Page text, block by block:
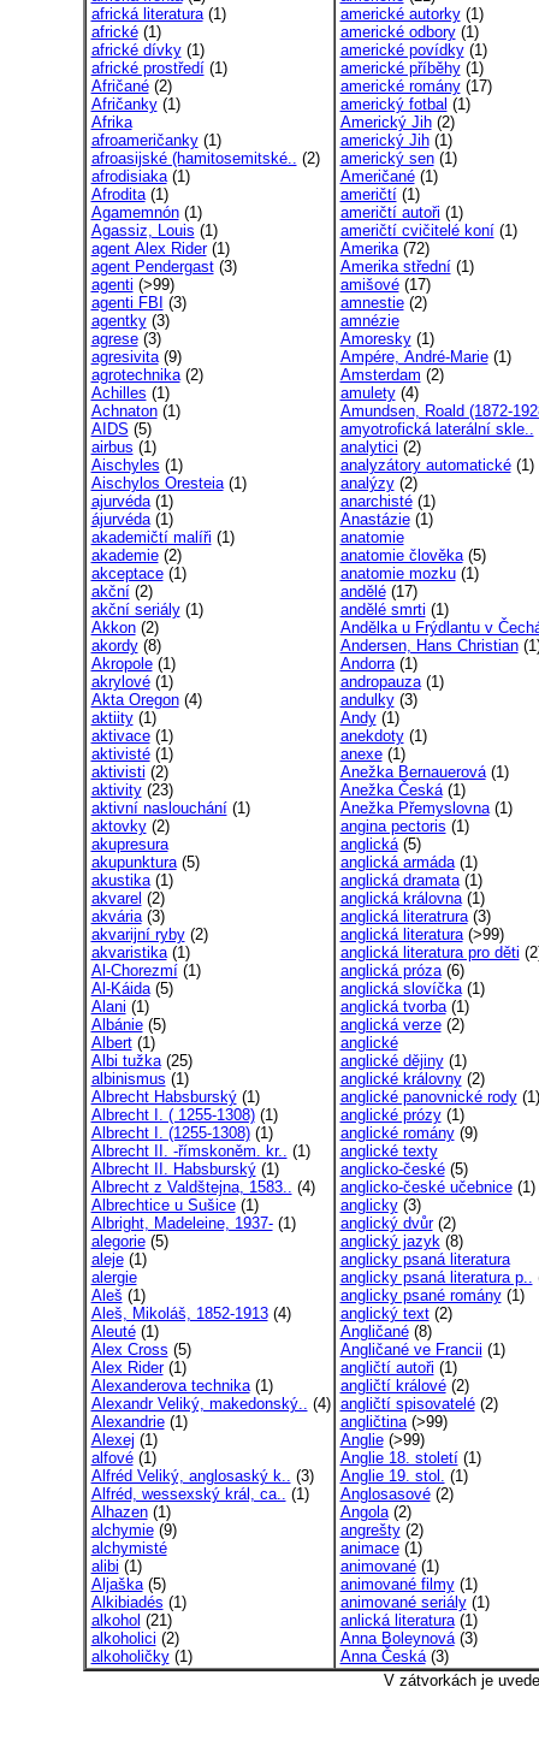
africká literatura(1)
africké(1)
africké dívky(1)
africké prostředí(1)
Afričané(2)
Afričanky(1)
Afrika
afroameričanky(1)
afroasijské (hamitosemitské.. (2)
afrodisiaka(1)
Afrodita(1)
Agamemnón(1)
Agassiz, Louis (1)
agent Alex Rider(1)
agent Pendergast(3)
agenti (>99)
agenti FBI (3)
agentky(3)
agrese(3)
agresivita(9)
agrotechnika(2)
Achilles (1)
Achnaton(1)
AIDS (5)
airbus (1)
Aischyles (1)
Aischylos Oresteia(1)
ajurvéda(1)
ájurvéda(1)
akademičtí malíři (1)
akademie(2)
akceptace(1)
akční(2)
akční seriály(1)
Akkon(2)
akordy(8)
Akropole(1)
akrylové(1)
Akta Oregon(4)
aktiity(1)
aktivace(1)
aktivisté(1)
aktivisti (2)
aktivity(23)
aktivní naslouchání(1)
aktovky(2)
akupresura
akupunktura(5)
akustika(1)
akvarel (2)
akvária(3)
akvarijní ryby(2)
akvaristika(1)
Al-Chorezmí(1)
Al-Káida(5)
Alani (1)
Albánie(5)
Albert(1)
Albi tužka(25)
albinismus (1)
Albrecht Habsburský(1)
Albrecht I. ( 1255-1308)(1)
Albrecht I. (1255-1308)(1)
Albrecht II. -římskoněm. kr.. (1)
Albrecht II. Habsburský(1)
Albrecht z Valdštejna, 1583.. (4)
Albrechtice u Sušice(1)
Albright, Madeleine, 1937-(1)
alegorie(5)
aleje(1)
alergie
Aleš (1)
Aleš, Mikoláš, 1852-1913(4)
Aleuté(1)
Alex Cross (5)
Alex Rider(1)
Alexanderova technika(1)
Alexandr Veliký, makedonský.. (4)
Alexandrie(1)
Alexej (1)
alfové(1)
Alfréd Veliký, anglosaský k.. (3)
Alfréd, wessexský král, ca.. (1)
Alhazen(1)
alchymie(9)
alchymisté
alibi (1)
Aljaška(5)
Alkibiadés (1)
alkohol (21)
alkoholici (2)
alkoholičky(1)
americké autorky(1)
americké odbory(1)
americké povídky(1)
americké příběhy(1)
americké romány(17)
americký fotbal (1)
Americký Jih(2)
americký Jih(1)
americký sen(1)
Američané(1)
američtí(1)
američtí autoři (1)
američtí cvičitelé koní(1)
Amerika(72)
Amerika střední(1)
amišové(17)
amnestie(2)
amnézie
Amoresky(1)
Ampére, André-Marie(1)
Amsterdam (2)
amulety(4)
Amundsen, Roald (1872-
amyotrofická laterální skle..
analytici (2)
analyzátory automatické(1)
analýzy(2)
anarchisté(1)
Anastázie(1)
anatomie
anatomie člověka(5)
anatomie mozku(1)
andělé(17)
andělé smrti (1)
Andělka u Frýdlantu v
Andersen, Hans Christian
Andorra(1)
andropauza(1)
andulky(3)
Andy(1)
anekdoty(1)
anexe(1)
Anežka Bernauerová(1)
Anežka Česká(1)
Anežka Přemyslovna(1)
angina pectoris (1)
anglická(5)
anglická armáda(1)
anglická dramata(1)
anglická královna(1)
anglická literatrura(3)
anglická literatura(>99)
anglická literatura pro děti
anglická próza(6)
anglická slovíčka(1)
anglická tvorba(1)
anglická verze(2)
anglické
anglické dějiny(1)
anglické královny(2)
anglické panovnické rody(1)
anglické prózy(1)
anglické romány(9)
anglické texty
anglicko-české(5)
anglicko-české učebnice(1)
anglicky(3)
anglický dvůr(2)
anglický jazyk(8)
anglicky psaná literatura
anglicky psaná literatura p..
anglicky psané romány(1)
anglický text(2)
Angličané(8)
Angličané ve Francii (1)
angličtí autoři (1)
angličtí králové(2)
angličtí spisovatelé(2)
angličtina(>99)
Anglie(>99)
Anglie 18. století(1)
Anglie 19. stol. (1)
Anglosasové(2)
Angola(2)
angrešty(2)
animace(1)
animované(1)
animované filmy(1)
animované seriály(1)
anlická literatura(1)
Anna Boleynová(3)
Anna Česká(3)
V zátvorkách je